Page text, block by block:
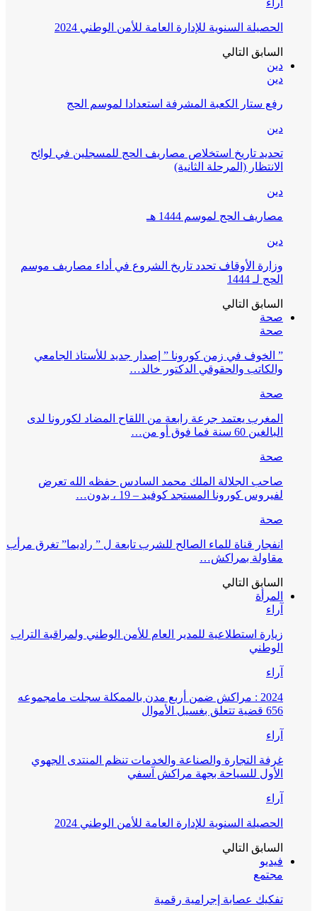
آراء
الحصيلة السنوية للإدارة العامة للأمن الوطني 2024
السابق التالي
دين
دين
رفع ستار الكعبة المشرفة استعدادا لموسم الحج
دين
تحديد تاريخ استخلاص مصاريف الحج للمسجلين في لوائح
الانتظار (المرحلة الثانية)
دين
مصاريف الحج لموسم 1444 هـ
دين
وزارة الأوقاف تحدد تاريخ الشروع في أداء مصاريف موسم
الحج لـ 1444
السابق التالي
صحة
صحة
” الخوف في زمن كورونا ” إصدار جديد للأستاذ الجامعي
والكاتب والحقوقي الدكتور خالد…
صحة
المغرب يعتمد جرعة رابعة من اللقاح المضاد لكورونا لدى
البالغين 60 سنة فما فوق أو من…
صحة
صاحب الجلالة الملك محمد السادس حفظه الله تعرض
لفيروس كورونا المستجد كوفيد – 19 ، بدون…
صحة
انفجار قناة للماء الصالح للشرب تابعة ل ” راديما” تغرق مرأب
مقاولة بمراكش…
السابق التالي
المرأة
آراء
زيارة استطلاعية للمدير العام للأمن الوطني ولمراقبة التراب
الوطني
آراء
2024 : مراكش ضمن أربع مدن بالممكلة سجلت مامجموعه
656 قضية تتعلق بغسيل الأموال
آراء
غرفة التجارة والصناعة والخدمات تنظم المنتدى الجهوي
الأول للسياحة بجهة مراكش آسفي
آراء
الحصيلة السنوية للإدارة العامة للأمن الوطني 2024
السابق التالي
فيديو
مجتمع
تفكيك عصابة إجرامية رقمية